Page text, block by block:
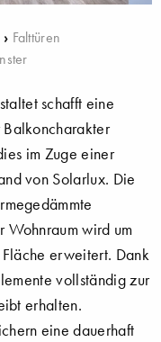
› Falttüren
schafft eine
im Zuge einer
von Solarlux. Die
Wohnraum wird um
erweitert. Dank
vollständig zur
erhalten.
eine dauerhaft